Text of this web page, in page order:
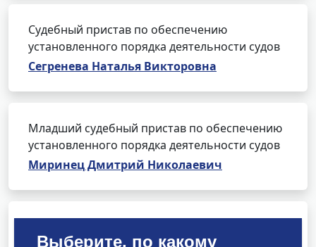
Судебный пристав по обеспечению
установленного порядка деятельности судов
Сегренева Наталья Викторовна
Младший судебный пристав по обеспечению
установленного порядка деятельности судов
Миринец Дмитрий Николаевич